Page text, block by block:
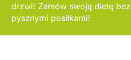
drzwi! Zamów swoją dietę
pysznymi posiłkami!